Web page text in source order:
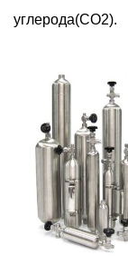
углерода(CO2).